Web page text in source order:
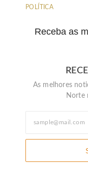
POLÍTICA
Receba as
As melhores
Norte